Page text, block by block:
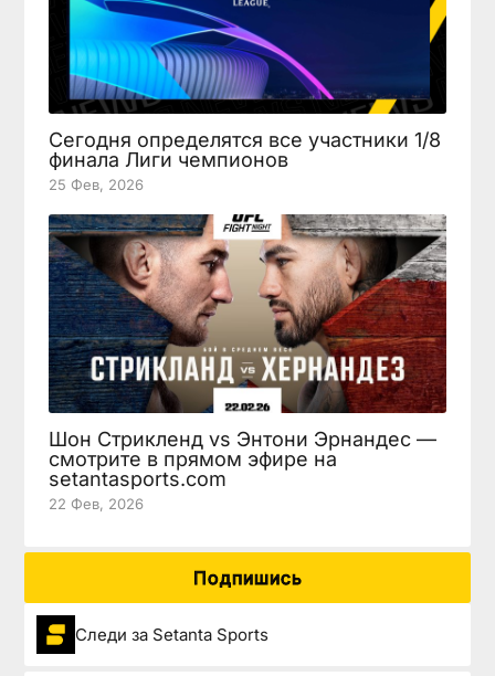
Сегодня определятся все участники 1/8
финала Лиги чемпионов
25 Фев, 2026
Шон Стрикленд vs Энтони Эрнандес —
смотрите в прямом эфире на
setantasports.com
22 Фев, 2026
Подпишись
Следи за Setanta Sports